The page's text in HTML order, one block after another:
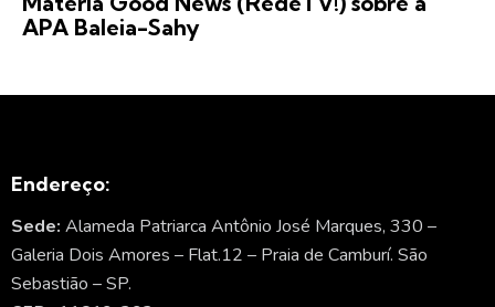
APA Baleia-Sahy
Endereço:
Sede: Alameda Patriarca Antônio José Marques, 330 –
Galeria Dois Amores – Flat.12 – Praia de Camburí. São
Sebastião – SP.